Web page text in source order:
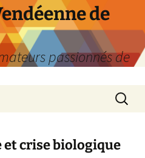
de
passionnés de
crise biologique